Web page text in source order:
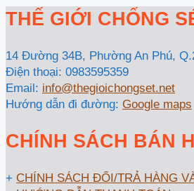
THẾ GIỚI CHỐNG
14 Đường 34B, Phường An Phú,
Điện thoại: 0983595359
Email: info@thegioichongset.net
Hướng dẫn đi đường: Google maps
CHÍNH SÁCH BÁN
+ CHÍNH SÁCH ĐỔI/TRẢ HÀNG